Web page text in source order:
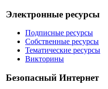
Электронные ресурсы
Подписные ресурсы
Собственные ресурсы
Тематические ресурсы
Викторины
Безопасный Интернет